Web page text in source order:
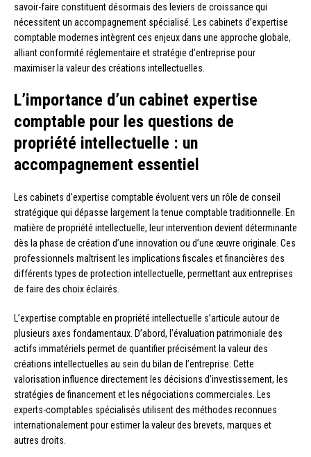
savoir-faire constituent désormais des leviers de croissance qui
nécessitent un accompagnement spécialisé. Les cabinets d’expertise
comptable modernes intègrent ces enjeux dans une approche globale,
alliant conformité réglementaire et stratégie d’entreprise pour
maximiser la valeur des créations intellectuelles.
L’importance d’un cabinet expertise
comptable pour les questions de
propriété intellectuelle : un
accompagnement essentiel
Les cabinets d’expertise comptable évoluent vers un rôle de conseil
stratégique qui dépasse largement la tenue comptable traditionnelle. En
matière de propriété intellectuelle, leur intervention devient déterminante
dès la phase de création d’une innovation ou d’une œuvre originale. Ces
professionnels maîtrisent les implications fiscales et financières des
différents types de protection intellectuelle, permettant aux entreprises
de faire des choix éclairés.
L’expertise comptable en propriété intellectuelle s’articule autour de
plusieurs axes fondamentaux. D’abord, l’évaluation patrimoniale des
actifs immatériels permet de quantifier précisément la valeur des
créations intellectuelles au sein du bilan de l’entreprise. Cette
valorisation influence directement les décisions d’investissement, les
stratégies de financement et les négociations commerciales. Les
experts-comptables spécialisés utilisent des méthodes reconnues
internationalement pour estimer la valeur des brevets, marques et
autres droits.